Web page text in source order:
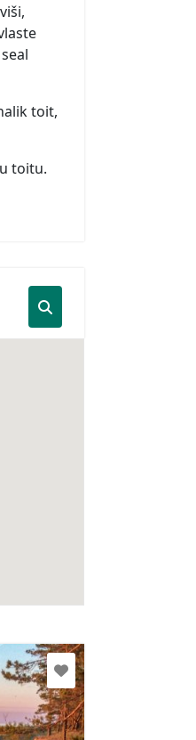
toit,
toitu.